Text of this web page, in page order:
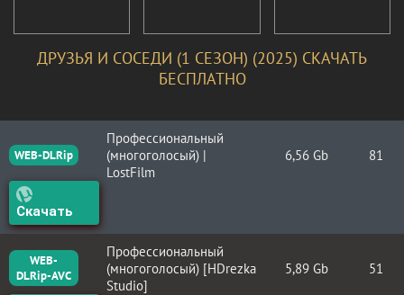
ДРУЗЬЯ И СОСЕДИ (1 СЕЗОН) (2025) СКАЧАТЬ
БЕСПЛАТНО
WEB-DLRip
Профессиональный
(многоголосый) |
LostFilm
6,56 Gb 81
Скачать
WEB-
DLRip-AVC
Профессиональный
(многоголосый) [HDrezka
Studio]
5,89 Gb 51